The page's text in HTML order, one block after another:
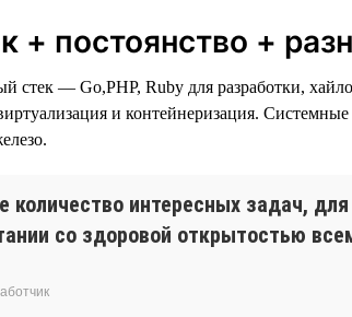
+ постоянство +
стек — Go,PHP, Ruby для разработки,
виртуализация и контейнеризация.
количество интересных задач,
со здоровой открытостью